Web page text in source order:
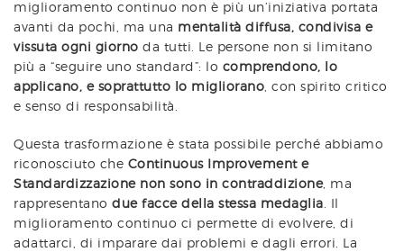
miglioramento continuo non è più un’iniziativa portata
avanti da pochi, ma una mentalità diffusa, condivisa e
vissuta ogni giorno da tutti. Le persone non si limitano
più a “seguire uno standard”: lo comprendono, lo
applicano, e soprattutto lo migliorano , con spirito critico
e senso di responsabilità.
Questa trasformazione è stata possibile perché abbiamo
riconosciuto che Continuous Improvement e
Standardizzazione non sono in contraddizione, ma
rappresentano due facce della stessa medaglia . Il
miglioramento continuo ci permette di evolvere, di
adattarci, di imparare dai problemi e dagli errori. La